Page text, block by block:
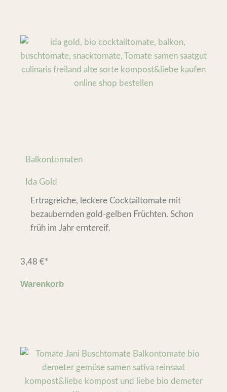
Balkontomaten
Ida Gold
Ertragreiche, leckere Cocktailtomate mit
bezaubernden gold-gelben Früchten. Schon
früh im Jahr erntereif.
3,48 €*
Warenkorb